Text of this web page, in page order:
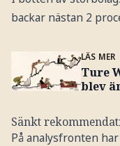
backar nästan 2
LÄS MER
Ture
blev
Sänkt
På analysfronten